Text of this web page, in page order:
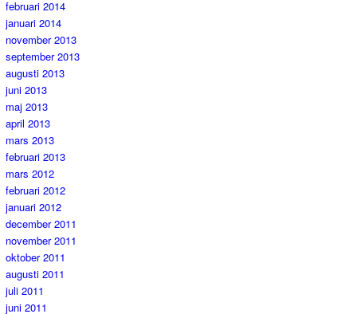
februari 2014
januari 2014
november 2013
september 2013
augusti 2013
juni 2013
maj 2013
april 2013
mars 2013
februari 2013
mars 2012
februari 2012
januari 2012
december 2011
november 2011
oktober 2011
augusti 2011
juli 2011
juni 2011